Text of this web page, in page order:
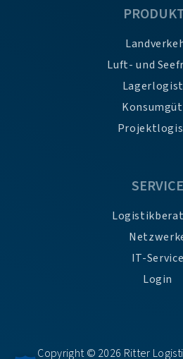
Luft- und
SERVICE
IT-Service
Login
Copyright © 2026 Ritter